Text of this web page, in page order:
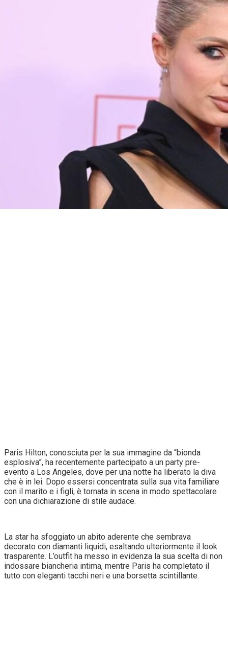
Paris Hilton, conosciuta per la sua immagine da “bionda
esplosiva”, ha recentemente partecipato a un party pre-
evento a Los Angeles, dove per una notte ha liberato la diva
che è in lei. Dopo essersi concentrata sulla sua vita familiare
con il marito e i figli, è tornata in scena in modo spettacolare
con una dichiarazione di stile audace.
La star ha sfoggiato un abito aderente che sembrava
decorato con diamanti liquidi, esaltando ulteriormente il look
trasparente. L’outfit ha messo in evidenza la sua scelta di non
indossare biancheria intima, mentre Paris ha completato il
tutto con eleganti tacchi neri e una borsetta scintillante.